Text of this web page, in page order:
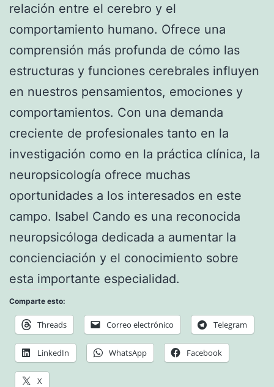
relación entre el cerebro y el
comportamiento humano. Ofrece una
comprensión más profunda de cómo las
estructuras y funciones cerebrales influyen
en nuestros pensamientos, emociones y
comportamientos. Con una demanda
creciente de profesionales tanto en la
investigación como en la práctica clínica, la
neuropsicología ofrece muchas
oportunidades a los interesados en este
campo. Isabel Cando es una reconocida
neuropsicóloga dedicada a aumentar la
concienciación y el conocimiento sobre
esta importante especialidad.
Comparte esto:
Threads Correo electrónico Telegram
LinkedIn WhatsApp Facebook
X